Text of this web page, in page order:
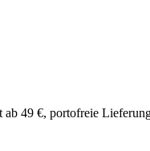
ab 49 €, portofreie